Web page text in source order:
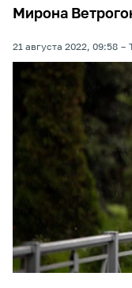
Мирона
21 августа 2022, 09:58